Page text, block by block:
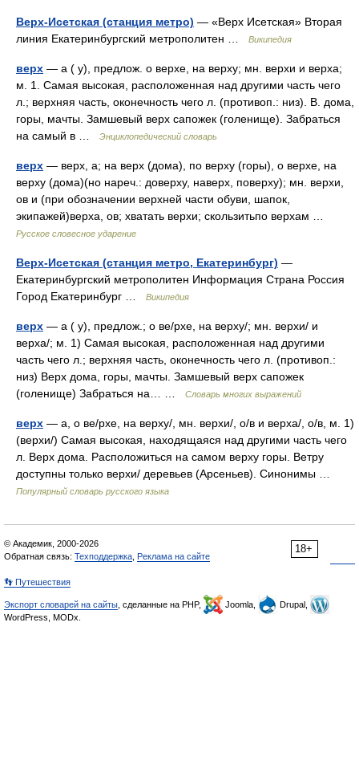
Верх-Исетская (станция метро) — «Верх Исетская» Вторая
линия Екатеринбургский метрополитен …
Википедия
верх — а ( у), предлож. о верхе, на верху; мн. верхи и верха;
м. 1. Самая высокая, расположенная над другими часть чего
л.; верхняя часть, оконечность чего л. (противоп.: низ). В. дома,
горы, мачты. Замшевый верх сапожек (голенище). Забраться
на самый в …
Энциклопедический словарь
верх — верх, а; на верх (дома), по верху (горы), о верхе, на
верху (дома)(но нареч.: доверху, наверх, поверху); мн. верхи,
ов и (при обозначении верхней части обуви, шапок,
экипажей)верха, ов; хватать верхи; скользитьпо верхам …
Русское словесное ударение
Верх-Исетская (станция метро, Екатеринбург) —
Екатеринбургский метрополитен Информация Страна Россия
Город Екатеринбург …
Википедия
верх — а ( у), предлож.; о ве/рхе, на верху/; мн. верхи/ и
верха/; м. 1) Самая высокая, расположенная над другими
часть чего л.; верхняя часть, оконечность чего л. (противоп.:
низ) Верх дома, горы, мачты. Замшевый верх сапожек
(голенище) Забраться на… …
Словарь многих выражений
верх — а, о ве/рхе, на верху/, мн. верхи/, о/в и верха/, о/в, м. 1)
(верхи/) Самая высокая, находящаяся над другими часть чего
л. Верх дома. Расположиться на самом верху горы. Ветру
доступны только верхи/ деревьев (Арсеньев). Синонимы …
Популярный словарь русского языка
18+
© Академик, 2000-2026
Обратная связь: Техподдержка Реклама на сайте
👣 Путешествия
Экспорт словарей на сайты , сделанные на PHP, Joomla,
Drupal,
WordPress, MODx.